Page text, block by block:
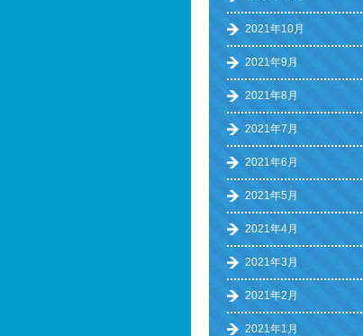
2021年10月
2021年9月
2021年8月
2021年7月
2021年6月
2021年5月
2021年4月
2021年3月
2021年2月
2021年1月